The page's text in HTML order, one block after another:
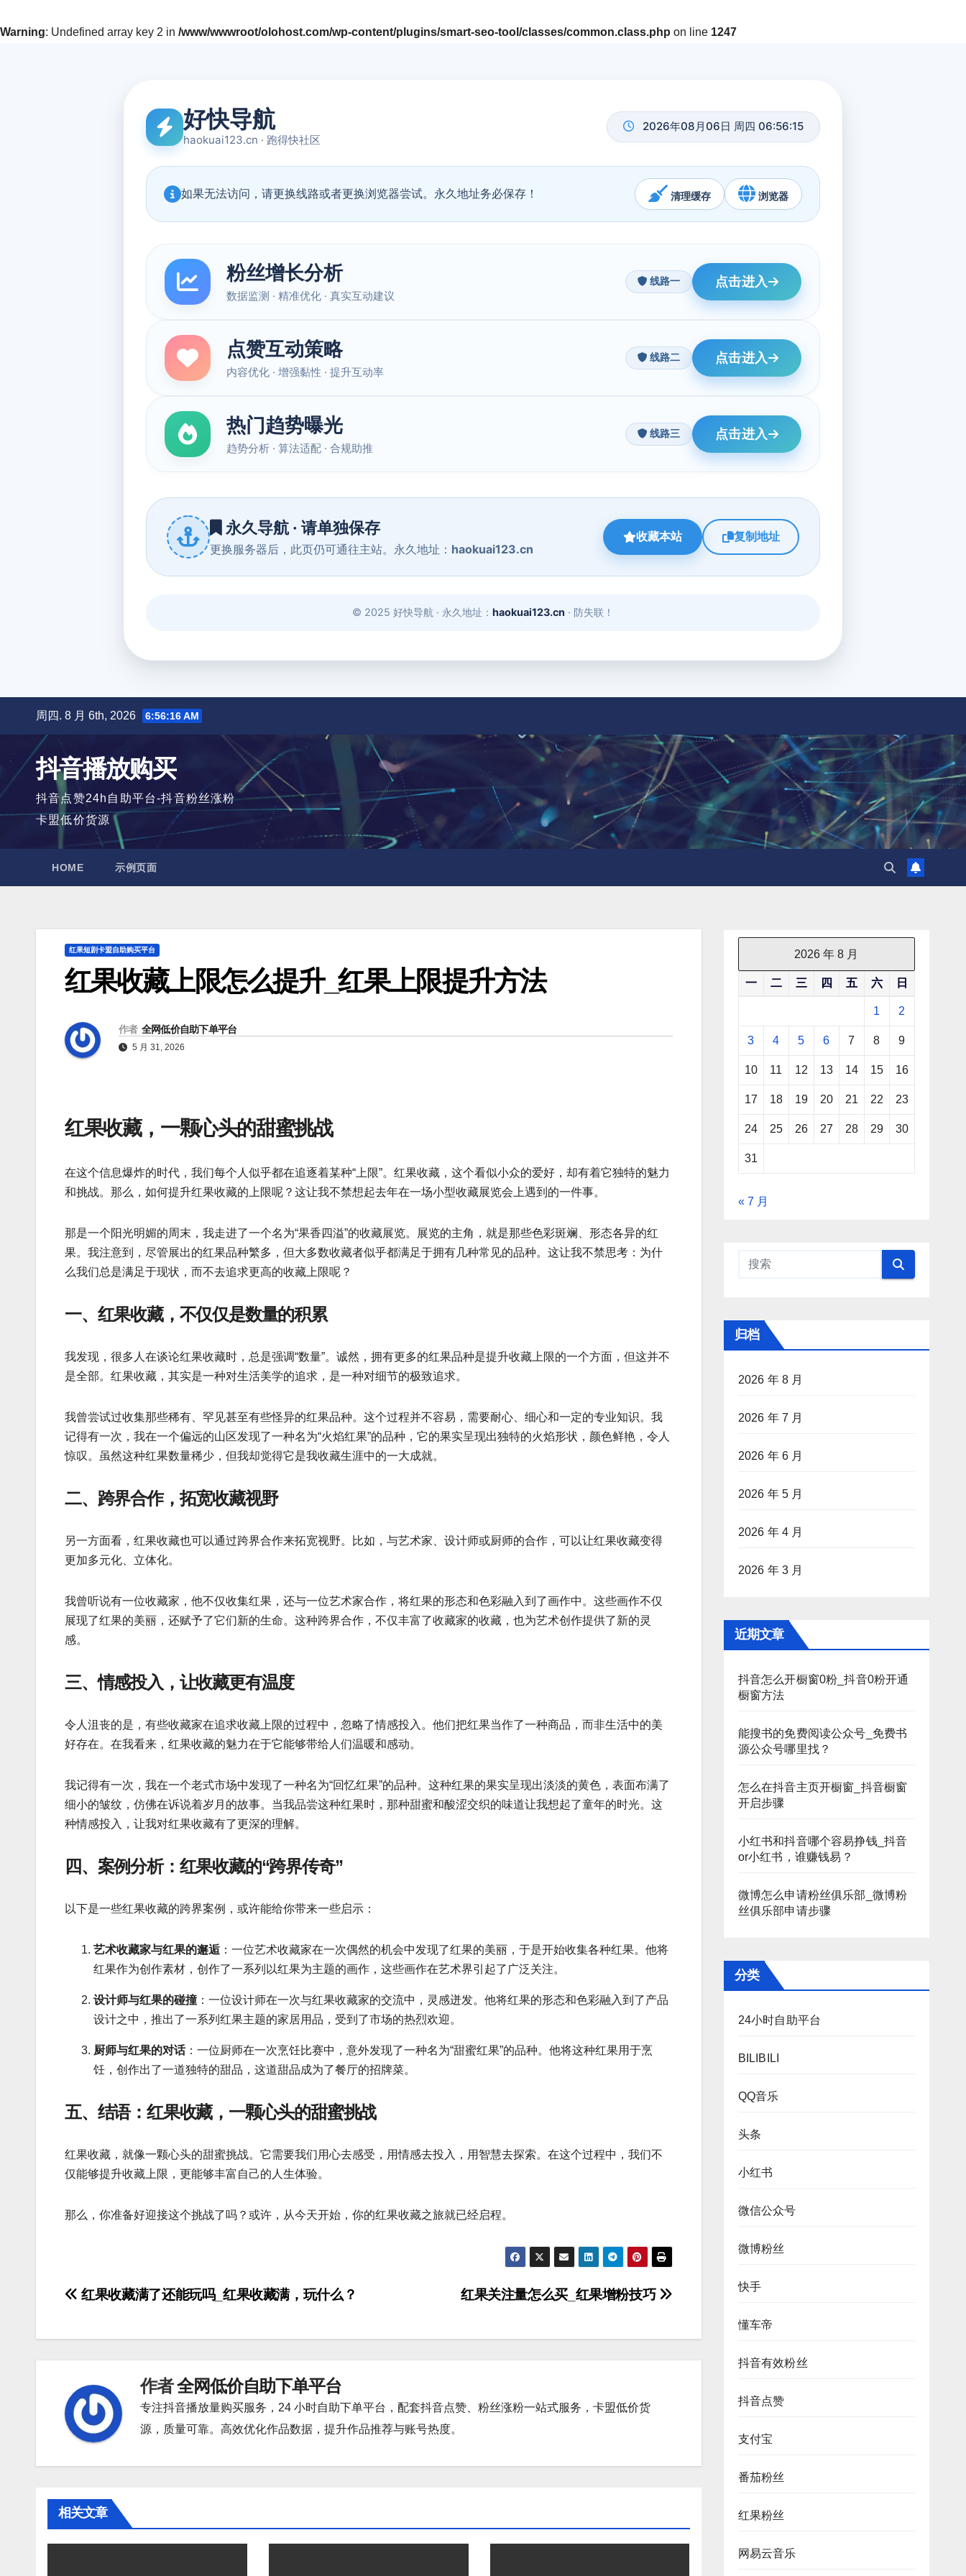
Warning: Undefined array key 2 in /www/wwwroot/olohost.com/wp-content/plugins/smart-seo-tool/classes/common.class.php on line 1247
周四. 8 月 6th, 2026 6:56:16 AM
抖音播放购买
抖音点赞24h自助平台-抖音粉丝涨粉
卡盟低价货源
HOME 示例页面
红果短剧卡盟自助购买平台
红果收藏上限怎么提升_红果上限提升方法
作者 全网低价自助下单平台
5 月 31, 2026
红果收藏，一颗心头的甜蜜挑战
在这个信息爆炸的时代，我们每个人似乎都在追逐着某种“上限”。红果收藏，这个看似小众的爱好，却有着它独特的魅力
和挑战。那么，如何提升红果收藏的上限呢？这让我不禁想起去年在一场小型收藏展览会上遇到的一件事。
那是一个阳光明媚的周末，我走进了一个名为“果香四溢”的收藏展览。展览的主角，就是那些色彩斑斓、形态各异的红
果。我注意到，尽管展出的红果品种繁多，但大多数收藏者似乎都满足于拥有几种常见的品种。这让我不禁思考：为什
么我们总是满足于现状，而不去追求更高的收藏上限呢？
一、红果收藏，不仅仅是数量的积累
我发现，很多人在谈论红果收藏时，总是强调“数量”。诚然，拥有更多的红果品种是提升收藏上限的一个方面，但这并不
是全部。红果收藏，其实是一种对生活美学的追求，是一种对细节的极致追求。
我曾尝试过收集那些稀有、罕见甚至有些怪异的红果品种。这个过程并不容易，需要耐心、细心和一定的专业知识。我
记得有一次，我在一个偏远的山区发现了一种名为“火焰红果”的品种，它的果实呈现出独特的火焰形状，颜色鲜艳，令人
惊叹。虽然这种红果数量稀少，但我却觉得它是我收藏生涯中的一大成就。
二、跨界合作，拓宽收藏视野
另一方面看，红果收藏也可以通过跨界合作来拓宽视野。比如，与艺术家、设计师或厨师的合作，可以让红果收藏变得
更加多元化、立体化。
我曾听说有一位收藏家，他不仅收集红果，还与一位艺术家合作，将红果的形态和色彩融入到了画作中。这些画作不仅
展现了红果的美丽，还赋予了它们新的生命。这种跨界合作，不仅丰富了收藏家的收藏，也为艺术创作提供了新的灵
感。
三、情感投入，让收藏更有温度
令人沮丧的是，有些收藏家在追求收藏上限的过程中，忽略了情感投入。他们把红果当作了一种商品，而非生活中的美
好存在。在我看来，红果收藏的魅力在于它能够带给人们温暖和感动。
我记得有一次，我在一个老式市场中发现了一种名为“回忆红果”的品种。这种红果的果实呈现出淡淡的黄色，表面布满了
细小的皱纹，仿佛在诉说着岁月的故事。当我品尝这种红果时，那种甜蜜和酸涩交织的味道让我想起了童年的时光。这
种情感投入，让我对红果收藏有了更深的理解。
四、案例分析：红果收藏的“跨界传奇”
以下是一些红果收藏的跨界案例，或许能给你带来一些启示：
艺术收藏家与红果的邂逅 ：一位艺术收藏家在一次偶然的机会中发现了红果的美丽，于是开始收集各种红果。他将
红果作为创作素材，创作了一系列以红果为主题的画作，这些画作在艺术界引起了广泛关注。
设计师与红果的碰撞 ：一位设计师在一次与红果收藏家的交流中，灵感迸发。他将红果的形态和色彩融入到了产品
设计之中，推出了一系列红果主题的家居用品，受到了市场的热烈欢迎。
厨师与红果的对话：一位厨师在一次烹饪比赛中，意外发现了一种名为“甜蜜红果”的品种。他将这种红果用于烹
饪，创作出了一道独特的甜品，这道甜品成为了餐厅的招牌菜。
五、结语：红果收藏，一颗心头的甜蜜挑战
红果收藏，就像一颗心头的甜蜜挑战。它需要我们用心去感受，用情感去投入，用智慧去探索。在这个过程中，我们不
仅能够提升收藏上限，更能够丰富自己的人生体验。
那么，你准备好迎接这个挑战了吗？或许，从今天开始，你的红果收藏之旅就已经启程。
文
航
红果关注量怎么买_红果增粉技巧
红果收藏满了还能玩吗_红果收藏满，玩什么？
作者全网低价自助下单平台
专注抖音播放量购买服务，24 小时自助下单平台，配套抖音点赞、粉丝涨粉一站式服务，卡盟低价货
源，质量可靠。高效优化作品数据，提升作品推荐与账号热度。
相关文章
2026 年 8 月
一 二 三 四 五 六 日
1 2
3 4 5 6 7 8 9
10 11 12 13 14 15 16
17 18 19 20 21 22 23
24 25 26 27 28 29 30
31
« 7 月
归档
2026 年 8 月
2026 年 7 月
2026 年 6 月
2026 年 5 月
2026 年 4 月
2026 年 3 月
近期文章
抖音怎么开橱窗0粉_抖音0粉开通
橱窗方法
能搜书的免费阅读公众号_免费书
源公众号哪里找？
怎么在抖音主页开橱窗_抖音橱窗
开启步骤
小红书和抖音哪个容易挣钱_抖音
or小红书，谁赚钱易？
微博怎么申请粉丝俱乐部_微博粉
丝俱乐部申请步骤
分类
24小时自助平台
BILIBILI
QQ音乐
头条
小红书
微信公众号
微博粉丝
快手
懂车帝
抖音有效粉丝
抖音点赞
支付宝
番茄粉丝
红果粉丝
网易云音乐